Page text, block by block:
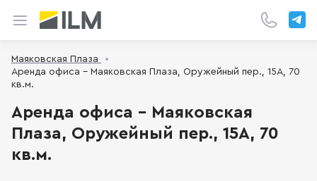
Маяковская Плаза
Аренда офиса - Маяковская Плаза, Оружейный пер., 15А, 70
кв.м.
Аренда офиса - Маяковская
Плаза, Оружейный пер., 15А, 70
кв.м.